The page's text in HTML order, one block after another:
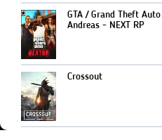
GTA / Grand Theft
Andreas - NEXT RP
Crossout